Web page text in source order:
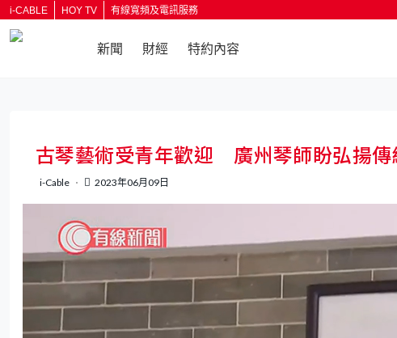
i-CABLE HOY TV 有線寬頻及電訊服務
新聞 財經 特約內容
古琴藝術受青年歡迎 廣州琴師盼弘揚傳
i-Cable 2023年06月09日